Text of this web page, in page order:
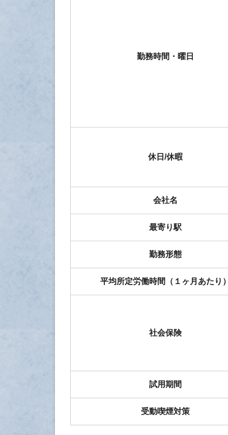
勤務時間・曜日
休日/休暇
会社名
最寄り駅
勤務形態
平均所定労働時間（１ヶ月あたり
社会保険
試用期間
受動喫煙対策